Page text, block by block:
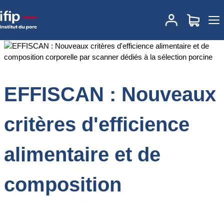
Accueil
EFFISCAN : Nouveaux critères
d'efficience alimentaire et de composition corporelle par scanner
EFFISCAN : Nouveaux
critères d'efficience
alimentaire et de
composition